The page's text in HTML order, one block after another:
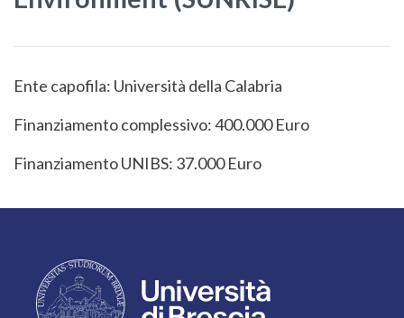
Ente capofila: Università della Calabria
Finanziamento complessivo: 400.000 Euro
Finanziamento UNIBS: 37.000 Euro